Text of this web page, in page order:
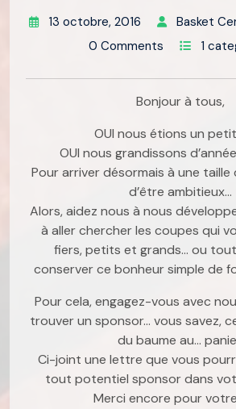
13 octobre, 2016
Basket
0 Comments
1
Bonjour à tous,
OUI nous étions un
OUI nous grandissons
Pour arriver désormais à une
d’être ambitieux…
Alors, aidez nous à nous
à aller chercher les coupes qui
fiers, petits et grands… ou
conserver ce bonheur simple de
Pour cela, engagez-vous avec
trouver un sponsor… vous savez,
du baume au…
Ci-joint une lettre que vous
tout potentiel sponsor dans
Merci encore pour